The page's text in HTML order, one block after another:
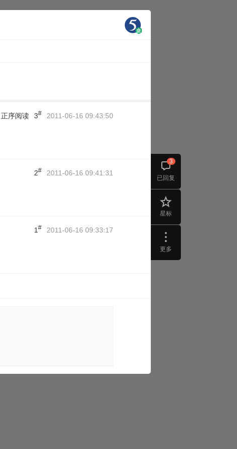
已回复
3
星标
更多
正序阅读 3# 2011-06-16 09:43:50
2# 2011-06-16 09:41:31
1 # 2011-06-16 09:33:17